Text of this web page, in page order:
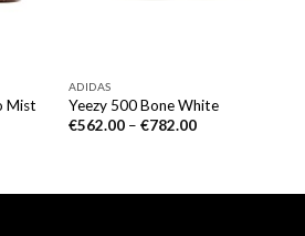
Mist
ADIDAS
Yeezy 500 Bone White
€562.00– €782.00